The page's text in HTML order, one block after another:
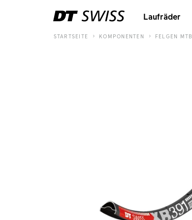
Laufräder
STARTSEITE KOMPONENTEN FELGEN MTB